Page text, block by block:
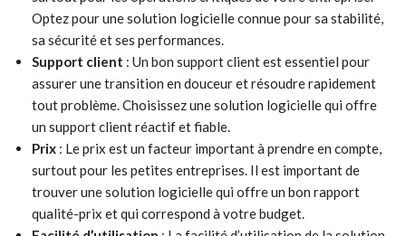
Optez pour une solution logicielle connue pour sa stabilité,
sa sécurité et ses performances.
Support client : Un bon support client est essentiel pour
assurer une transition en douceur et résoudre rapidement
tout problème. Choisissez une solution logicielle qui offre
un support client réactif et fiable.
Prix : Le prix est un facteur important à prendre en compte,
surtout pour les petites entreprises. Il est important de
trouver une solution logicielle qui offre un bon rapport
qualité-prix et qui correspond à votre budget.